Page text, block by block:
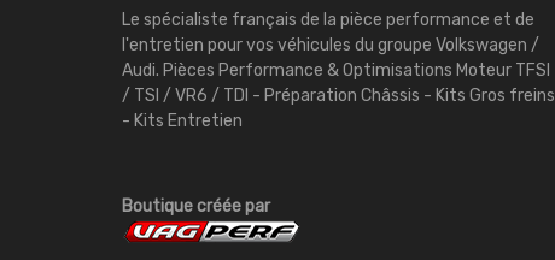
Le spécialiste français de la pièce performance et de
l'entretien pour vos véhicules du groupe Volkswagen /
Audi. Pièces Performance & Optimisations Moteur TFSI
/ TSI / VR6 / TDI - Préparation Châssis - Kits Gros freins
- Kits Entretien
Boutique créée par